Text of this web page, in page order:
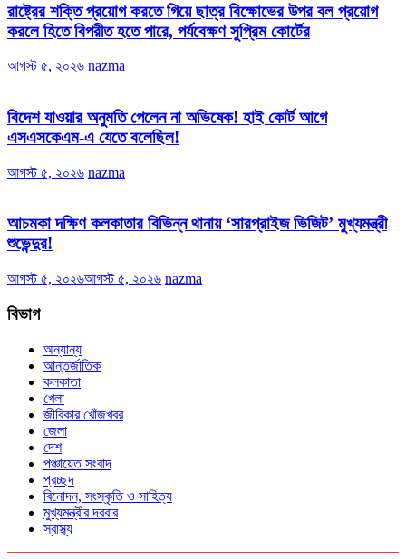
রাষ্ট্রের শক্তি প্রয়োগ করতে গিয়ে ছাত্র বিক্ষোভের উপর বল প্রয়োগ
করলে হিতে বিপরীত হতে পারে, পর্যবেক্ষণ সুপ্রিম কোর্টের
আগস্ট ৫, ২০২৬ nazma
বিদেশ যাওয়ার অনুমতি পেলেন না অভিষেক! হাই কোর্ট আগে
এসএসকেএম-এ যেতে বলেছিল!
আগস্ট ৫, ২০২৬ nazma
আচমকা দক্ষিণ কলকাতার বিভিন্ন থানায় ‘সারপ্রাইজ ভিজিট’ মুখ্যমন্ত্রী
শুভেন্দুর!
আগস্ট ৫, ২০২৬আগস্ট ৫, ২০২৬ nazma
বিভাগ
অন্যান্য
আন্তর্জাতিক
কলকাতা
খেলা
জীবিকার খোঁজখবর
জেলা
দেশ
পঞ্চায়েত সংবাদ
প্রচ্ছদ
বিনোদন, সংস্কৃতি ও সাহিত্য
মুখ্যমন্ত্রীর দরবার
স্বাস্থ্য